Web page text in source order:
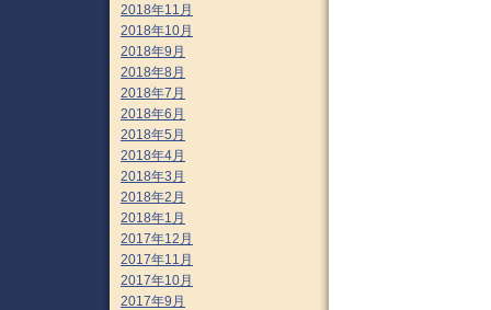
2018年11月
2018年10月
2018年9月
2018年8月
2018年7月
2018年6月
2018年5月
2018年4月
2018年3月
2018年2月
2018年1月
2017年12月
2017年11月
2017年10月
2017年9月